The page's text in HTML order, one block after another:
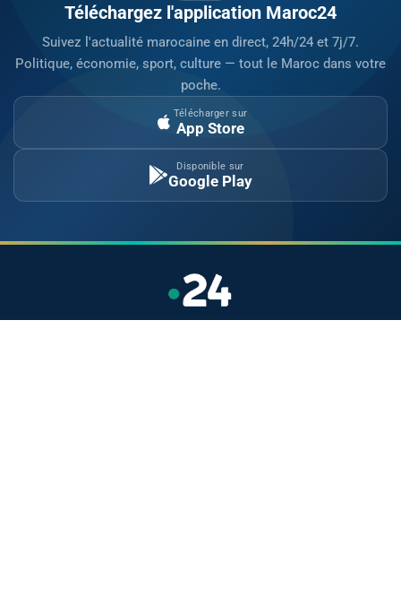
Téléchargez l'application Maroc24
Suivez l'actualité marocaine en direct, 24h/24 et 7j/7.
Politique, économie, sport, culture — tout le Maroc dans votre
poche.
Télécharger sur
App Store
Disponible sur
Google Play